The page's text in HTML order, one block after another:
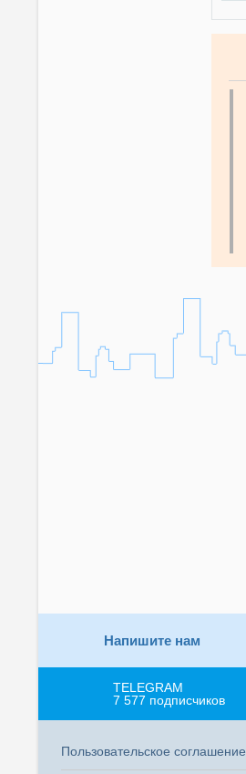
Напишите нам
TELEGRAM
7 577 подписчиков
Пользовательское соглашение